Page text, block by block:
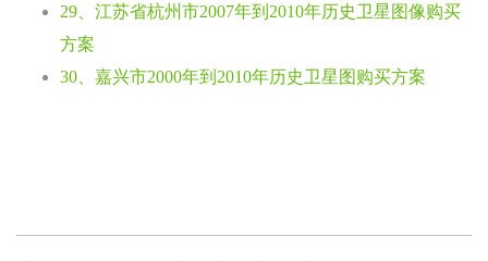
29、江苏省杭州市2007年到2010年历史卫星图像购买
方案
30、嘉兴市2000年到2010年历史卫星图购买方案